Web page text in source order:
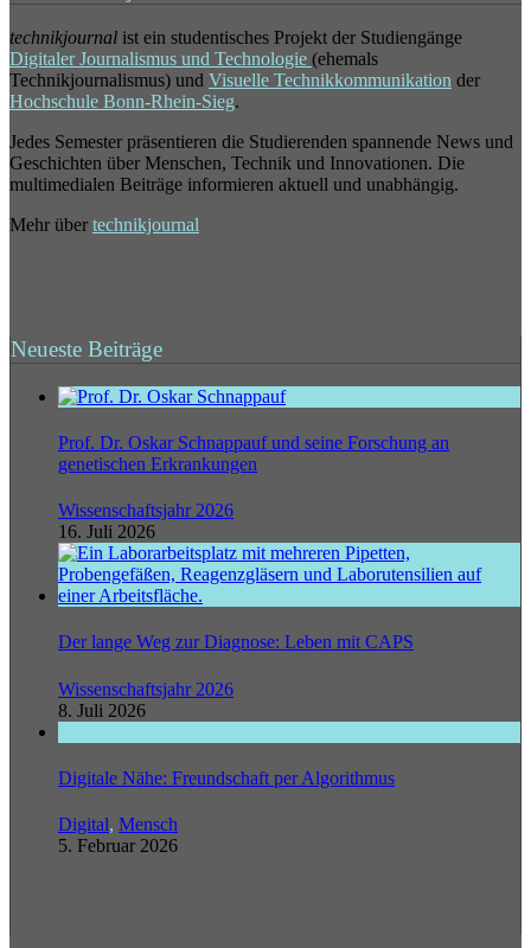
technikjournal ist ein studentisches Projekt der Studiengänge
Digitaler Journalismus und Technologie (ehemals
Technikjournalismus) und Visuelle Technikkommunikation der
Hochschule Bonn-Rhein-Sieg.
Jedes Semester präsentieren die Studierenden spannende News und
Geschichten über Menschen, Technik und Innovationen. Die
multimedialen Beiträge informieren aktuell und unabhängig.
Mehr über technikjournal
Neueste Beiträge
Prof. Dr. Oskar Schnappauf und seine Forschung an
genetischen Erkrankungen
Wissenschaftsjahr 2026
16. Juli 2026
Der lange Weg zur Diagnose: Leben mit CAPS
Wissenschaftsjahr 2026
8. Juli 2026
Digitale Nähe: Freundschaft per Algorithmus
Digital, Mensch
5. Februar 2026